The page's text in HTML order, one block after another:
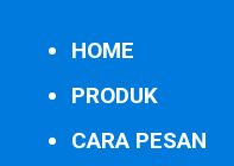
HOME
PRODUK
CARA PESAN